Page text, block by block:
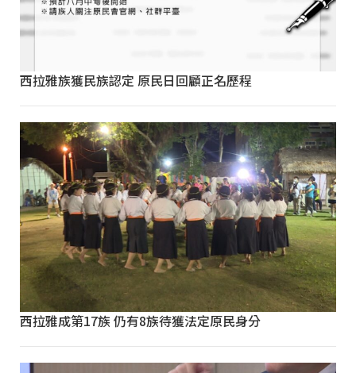
西拉雅族獲民族認定 原民日回顧正名歷程
西拉雅成第17族 仍有8族待獲法定原民身分